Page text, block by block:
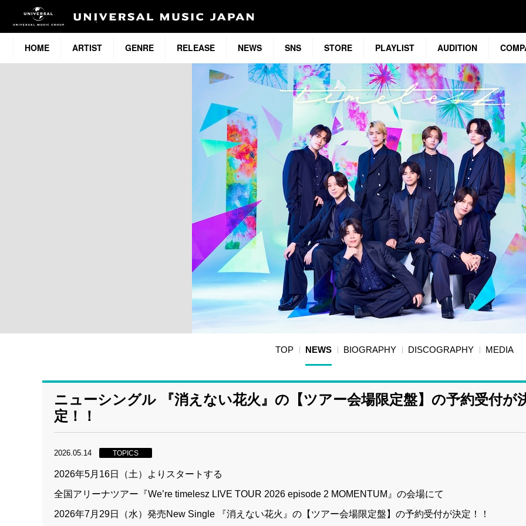
HOME ARTIST GENRE RELEASE NEWS SNS STORE PLAYLIST AUDITION
TOP NEWS BIOGRAPHY DISCOGRAPHY MEDIA
ニューシングル 『消えない花火』の【ツアー会場限定盤】の予約受付が
定！！
2026.05.14 TOPICS
2026年5月16日（土）よりスタートする
全国アリーナツアー『We’re timelesz LIVE TOUR 2026 episode 2 MOMENTUM』の会場にて
2026年7月29日（水）発売New Single 『消えない花火』の【ツアー会場限定盤】の予約受付が決定！！